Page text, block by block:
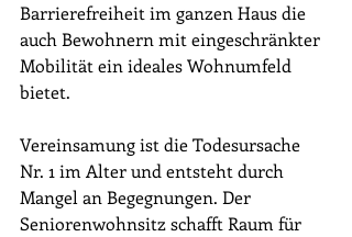
Barrierefreiheit im ganzen Haus die
auch Bewohnern mit eingeschränkter
Mobilität ein ideales Wohnumfeld
bietet.
Vereinsamung ist die Todesursache
Nr. 1 im Alter und entsteht durch
Mangel an Begegnungen. Der
Seniorenwohnsitz schafft Raum für